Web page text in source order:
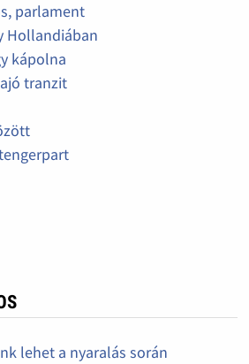
parlament
Hollandiában
kápolna
tranzit
lehet a nyaralás során